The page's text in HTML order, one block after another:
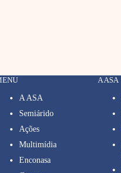
A ASA
Semiárido
Ações
Multimídia
Enconasa
A ASA